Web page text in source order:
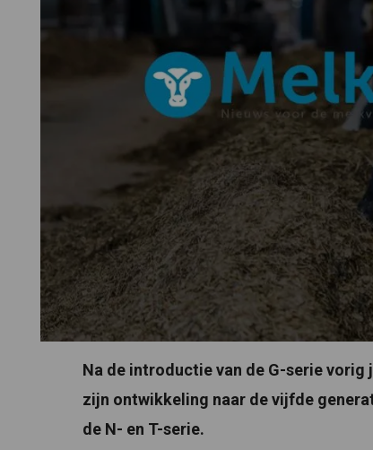
Na de introductie van de G-serie vorig
zijn ontwikkeling naar de vijfde
de N- en T-serie.